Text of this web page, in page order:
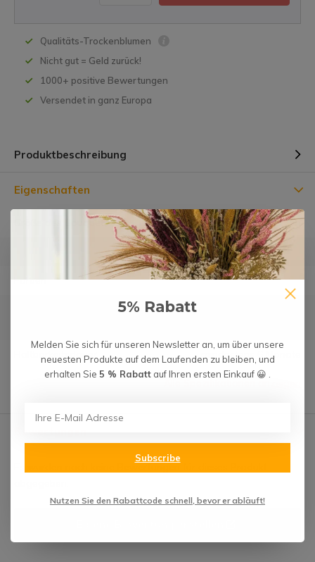
Qualitäts-Trockenblumen
Nicht gut = Geld zurück!
1000+ positive Bewertungen
Versendet in ganz Europa
Produktbeschreibung
Eigenschaften
Größe des Bouquets ⌀22 cm
Höhe des Blumenstraußes 30cm
Farben
Zusammensetzung der
Haltbarkeitsdauer mindestens 6 Monate
Es wurden noch keine Bewertungen für dieses Produkt
5% Rabatt
Melden Sie sich für unseren Newsletter an, um über unsere
neuesten Produkte auf dem Laufenden zu bleiben, und
erhalten Sie 5 % Rabatt auf Ihren ersten Einkauf 😀 .
Subscribe
Nutzen Sie den Rabattcode schnell, bevor er abläuft!